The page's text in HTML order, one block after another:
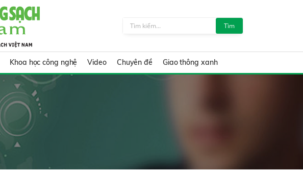
Tìm
Khoa học công nghệ Video Chuyên đề Giao thông xanh